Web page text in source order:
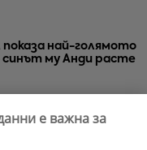
показа най-голямото
му Анди расте
е важна за